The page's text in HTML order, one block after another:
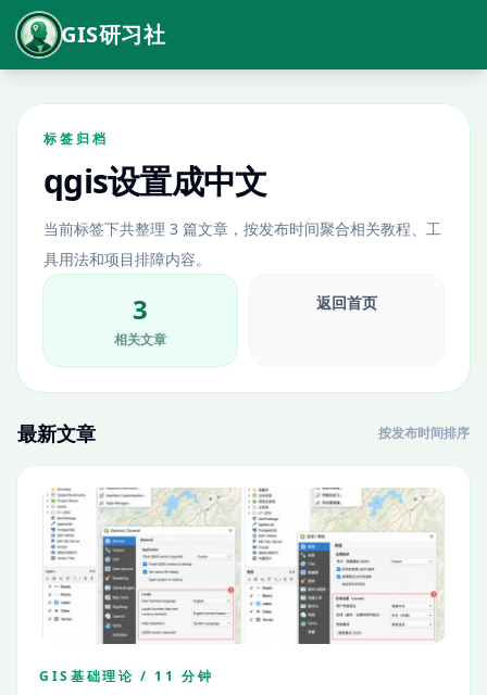
GIS研习社
标签归档
qgis设置成中文
当前标签下共整理 3 篇文章，按发布时间聚合相关教程、工
具用法和项目排障内容。
3
相关文章
返回首页
最新文章 按发布时间排序
GIS基础理论 / 11 分钟